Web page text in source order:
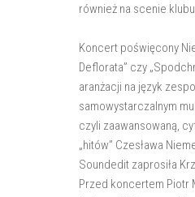
również na scenie
Koncert poświęcony
Deflorata” czy
aranżacji na język
samowystarczalnym
czyli zaawansowaną,
„hitów” Czesława
Soundedit zaprosiła
Przed koncertem Piotr